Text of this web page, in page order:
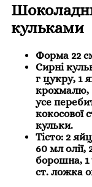
кульками
Форма 22
Сирні
г цукру, 1
крохмалю,
усе
кокосової
кульки.
Тісто: 2
60 мл олії,
борошна, 1
ст. ложка